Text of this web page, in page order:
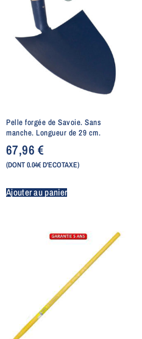
Pelle forgée de Savoie. Sans
manche. Longueur de 29 cm.
67,96€
(DONT 0.04€ D'ECOTAXE)
Ajouter au panier